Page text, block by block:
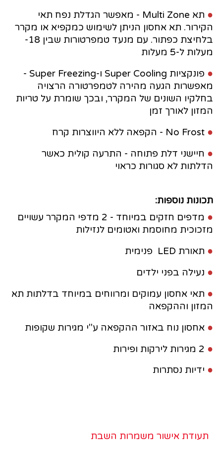
●
תא Multi Zone - מאפשר הגדלת נפח תאי
הקירור. תא אחסון הניתן לשימוש כמקפיא או מקרר
בלחיצת כפתור. עם מנעד טמפרטורות שבין 18-
מעלות ל-5 מעלות
●
פונקציות Super Cooling ו-Super Freezing -
מאפשרות הגעה מהירה לטמפרטורה הרצויה
בחלקיו השונים של המקרר, ובכך שומרת על טריות
המזון לאורך זמן
●
● חיישני דלת פתוחה - התרעה קולית כאשר
הדלתות לא סגורות כראוי
תכונות נוספות:
●
מדפים חזקים במיוחד - 2 מדפי המקרר עשויים
מזכוכית מחוסמת ואטומים לנזילות
● תאורת LED פנימית
● נעילה בפני ילדים
● תאי אחסון עמוקים ומרווחים במיוחד בדלתות תא
המזון וההקפאה
● אחסון נוח באזור ההקפאה ע"י מגירות שקופות
●
● ידיות נסתרות
תעודת אישור משמרות השבת